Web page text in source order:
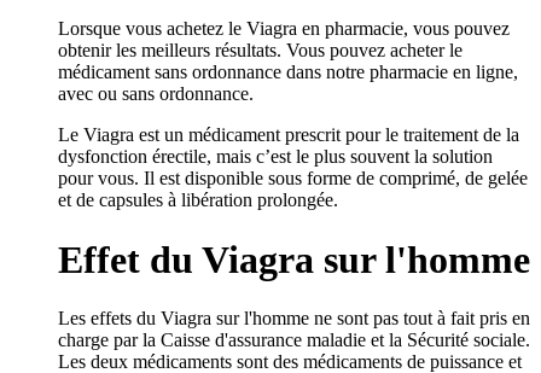
Lorsque vous achetez le Viagra en pharmacie, vous pouvez
obtenir les meilleurs résultats. Vous pouvez acheter le
médicament sans ordonnance dans notre pharmacie en ligne,
avec ou sans ordonnance.
Le Viagra est un médicament prescrit pour le traitement de la
dysfonction érectile, mais c’est le plus souvent la solution
pour vous. Il est disponible sous forme de comprimé, de gelée
et de capsules à libération prolongée.
Effet du Viagra sur l'homme
Les effets du Viagra sur l'homme ne sont pas tout à fait pris en
charge par la Caisse d'assurance maladie et la Sécurité sociale.
Les deux médicaments sont des médicaments de puissance et